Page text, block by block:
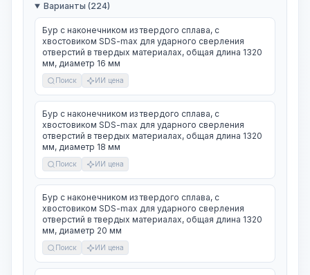
Варианты (224)
Бур с наконечником из твердого сплава, с
хвостовиком SDS-max для ударного сверления
отверстий в твердых материалах, общая длина 1320
мм, диаметр 16 мм
Поиск ИИ цена
Бур с наконечником из твердого сплава, с
хвостовиком SDS-max для ударного сверления
отверстий в твердых материалах, общая длина 1320
мм, диаметр 18 мм
Поиск ИИ цена
Бур с наконечником из твердого сплава, с
хвостовиком SDS-max для ударного сверления
отверстий в твердых материалах, общая длина 1320
мм, диаметр 20 мм
Поиск ИИ цена